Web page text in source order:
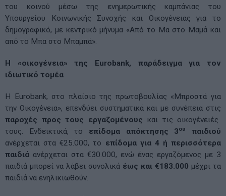
του κοινού μέσω της ενημερωτικής καμπάνιας του
Υπουργείου Κοινωνικής Συνοχής και Οικογένειας για το
δημογραφικό, με κεντρικό μήνυμα «Από το Μα στο Μαμά και
από το Μπα στο Μπαμπά».
Η «οικογένεια» της Eurobank, παράδειγμα για τον
ιδιωτικό τομέα
H Eurobank, στο πλαίσιο της πρωτοβουλίας «Μπροστά για
την Οικογένεια», επενδύει συστηματικά και με συνέπεια στις
παροχές προς τους εργαζομένους και τις οικογένειές
τους. Ενδεικτικά, το επίδομα απόκτησης 3ου
παιδιού
ανέρχεται στα €25.000, το επίδομα για 4 ή περισσότερα
παιδιά ανέρχεται στα €30.000, ενώ ένας εργαζόμενος με 3
παιδιά μπορεί να λάβει συνολικά έως και €183.000 μέχρι τα
παιδιά να ενηλικιωθούν.